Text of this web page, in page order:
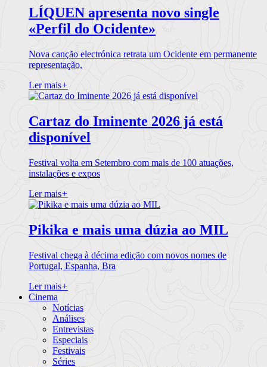
LÍQUEN apresenta novo single
«Perfil do Ocidente»
Nova canção electrónica retrata um Ocidente em permanente
representação,
Ler mais+
Cartaz do Iminente 2026 já está
disponível
Festival volta em Setembro com mais de 100 atuações,
instalações e expos
Ler mais+
Pikika e mais uma dúzia ao MIL
Festival chega à décima edição com novos nomes de
Portugal, Espanha, Bra
Ler mais+
Cinema
Notícias
Análises
Entrevistas
Especiais
Festivais
Séries